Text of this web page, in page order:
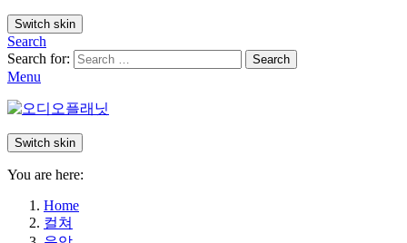
Switch skin
Search
Search for:
Search
Menu
Switch skin
You are here:
Home
컬쳐